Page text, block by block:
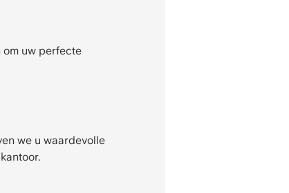
om uw perfecte
we u waardevolle